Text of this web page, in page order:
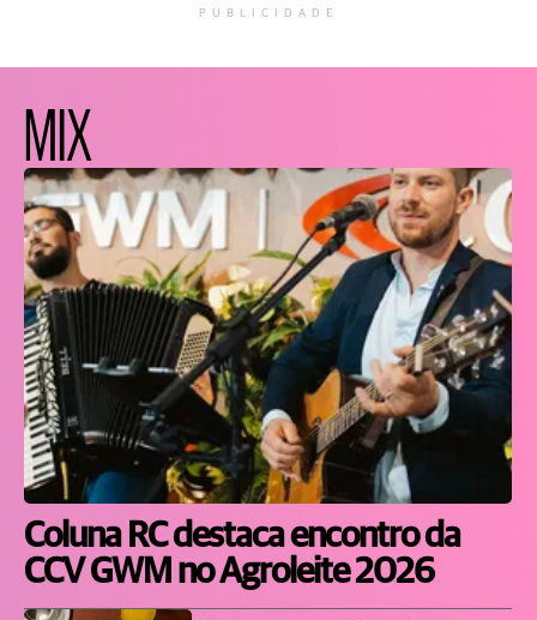
PUBLICIDADE
MIX
Coluna RC destaca encontro da
CCV GWM no Agroleite 2026